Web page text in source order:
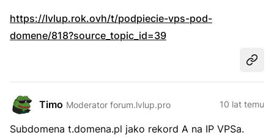
https://lvlup.rok.ovh/t/podpiecie-vps-pod-
domene/818?source_topic_id=39
Timo Moderator forum.lvlup.pro 10 lat temu
Subdomena t.domena.pl jako rekord A na IP VPSa.